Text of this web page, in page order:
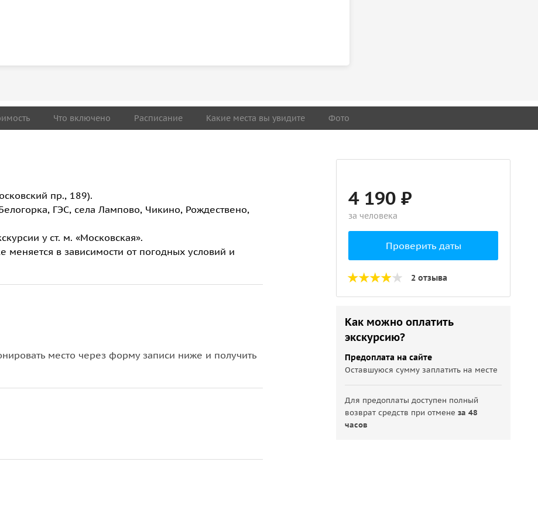
Что включено Расписание Какие места вы увидите Фото
пр., 189).
ГЭС, села Лампово, Чикино, Рождествено,
у ст. м. «Московская».
меняется в зависимости от погодных условий и
место через форму записи ниже и получить
4 190 ₽
за человека
Проверить даты
2 отзыва
Как можно оплатить
экскурсию?
Предоплата на сайте
Оставшуюся сумму заплатить на месте
Для предоплаты доступен полный
возврат средств при отменеза 48
часов